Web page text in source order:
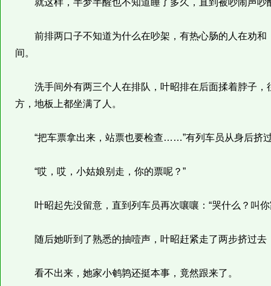
就这样，半梦半醒也不知道睡了多久，直到被吵闹声吵
前排两口子不知道为什么在吵架，有热心肠的人在劝和
间。
洗手间外有两三个人在排队，叶昭排在后面揉着脖子，
方，地板上都坐满了人。
“把车票拿出来，站票也要检查……”有列车员从身后挤
“哎，哎，小姑娘别走，你的票呢？”
叶昭起先没留意，直到列车员再次嚷嚷：“哭什么？叫你
随后她听到了熟悉的抽噎声，叶昭赶紧走了两步挤过
看不出来，她家小鹌鹑还挺本事，竟然跟来了。